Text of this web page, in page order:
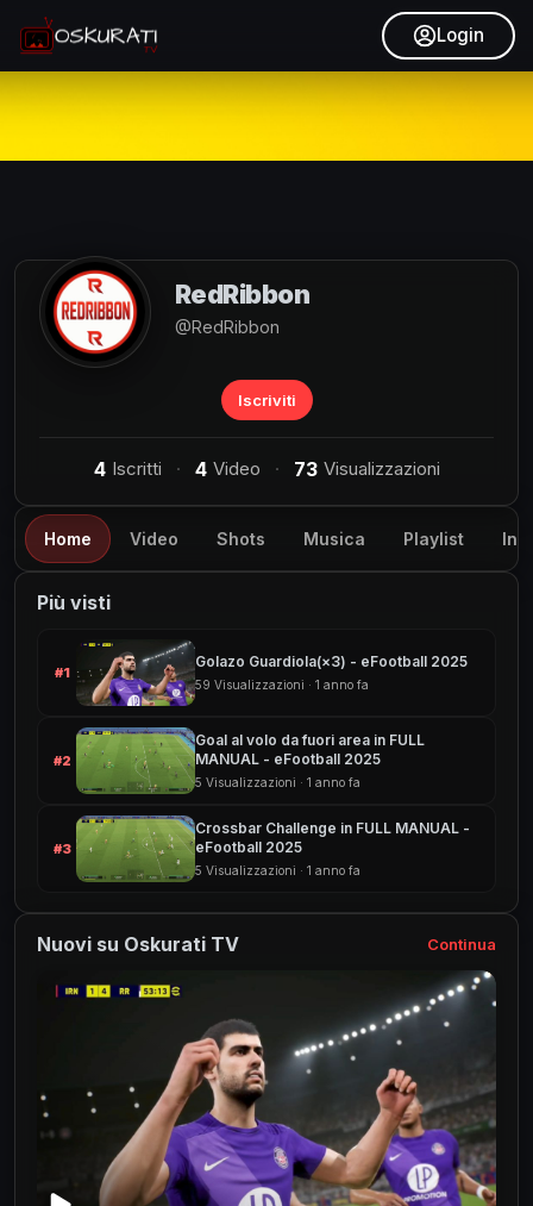
Login
RedRibbon
@RedRibbon
Iscriviti
4 Iscritti 4 Video 73 Visualizzazioni
Home Video Shots Musica Playlist
Più visti
#1
Golazo Guardiola(×3) - eFootball 2025
59 Visualizzazioni · 1 anno fa
#2
Goal al volo da fuori area in FULL
MANUAL - eFootball 2025
5 Visualizzazioni · 1 anno fa
#3
Crossbar Challenge in FULL MANUAL -
eFootball 2025
5 Visualizzazioni · 1 anno fa
Nuovi su Oskurati TV Continua